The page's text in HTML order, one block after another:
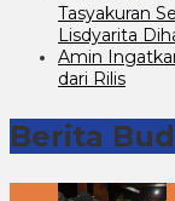
Tasyakuran
Lisdyarita
Amin
dari Rilis
Berita